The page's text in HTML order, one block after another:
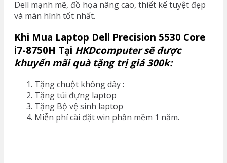
Dell mạnh mẽ, đồ họa nâng cao, thiết kế tuyệt đẹp
và màn hình tốt nhất.
Khi Mua Laptop Dell Precision 5530 Core
i7-8750H Tại HKDcomputer sẽ được
khuyến mãi quà tặng trị giá 300k:
Tặng chuột không dây :
Tặng túi đựng laptop
Tặng Bộ vệ sinh laptop
Miễn phí cài đặt win phần mềm 1 năm.